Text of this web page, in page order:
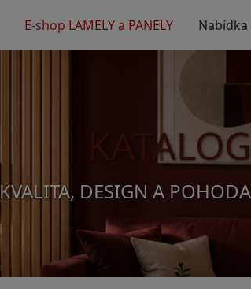
E-shop LAMELY a PANELY Nabídka
KATALOG
KVALITA, DESIGN A